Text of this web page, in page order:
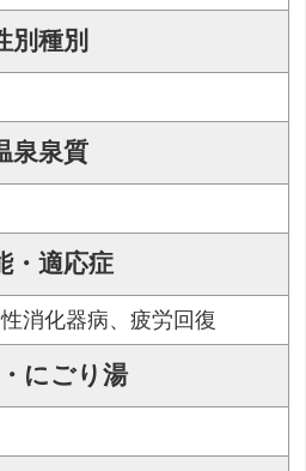
別種別
泉泉質
・適応症
消化器病、疲労回復
にごり湯